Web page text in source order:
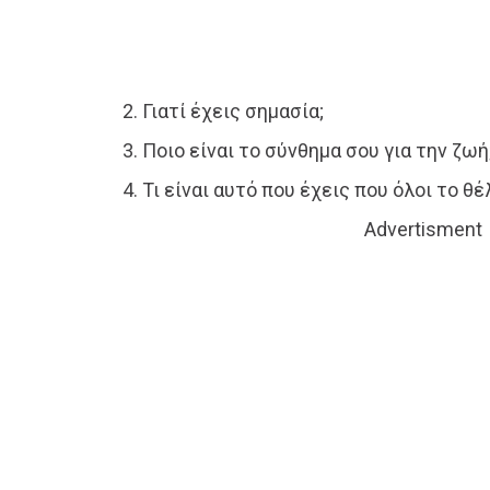
2. Γιατί έχεις σημασία;
3. Ποιο είναι το σύνθημα σου για την
4. Τι είναι αυτό που έχεις που όλοι το
Advertisment